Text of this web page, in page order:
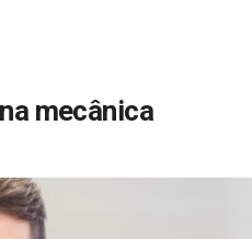
mecânica